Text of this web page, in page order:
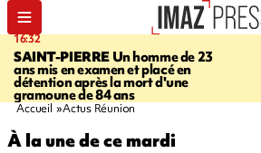
16:32
SAINT-PIERREUn homme de 23
ans mis en examen et placé en
détention après la mort d'une
gramoune de 84 ans
Accueil Actus Réunion
À la une de ce mardi